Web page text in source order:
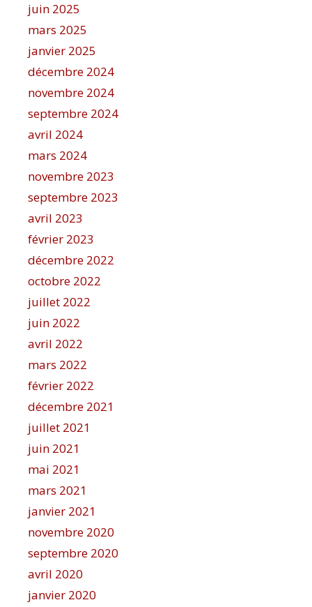
juin 2025
mars 2025
janvier 2025
décembre 2024
novembre 2024
septembre 2024
avril 2024
mars 2024
novembre 2023
septembre 2023
avril 2023
février 2023
décembre 2022
octobre 2022
juillet 2022
juin 2022
avril 2022
mars 2022
février 2022
décembre 2021
juillet 2021
juin 2021
mai 2021
mars 2021
janvier 2021
novembre 2020
septembre 2020
avril 2020
janvier 2020